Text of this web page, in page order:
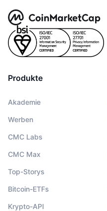
Produkte
Akademie
Werben
CMC Labs
CMC Max
Top-Storys
Bitcoin-ETFs
Krypto-API